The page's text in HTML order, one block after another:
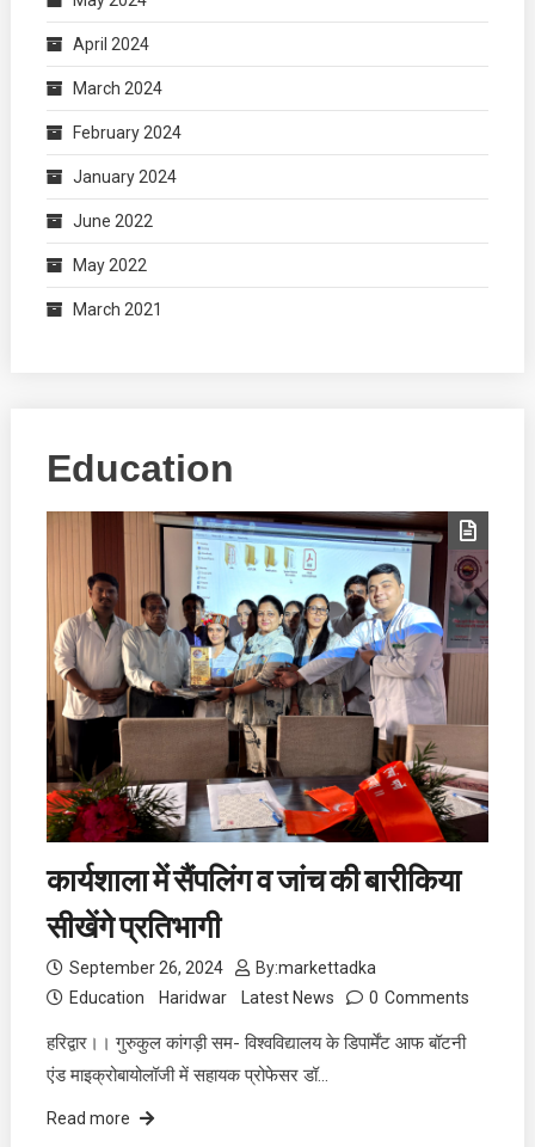
April 2024
March 2024
February 2024
January 2024
June 2022
May 2022
March 2021
Education
कार्यशाला में सैंपलिंग व जांच की बारीकिया
सीखेंगे प्रतिभागी
September 26, 2024 By:markettadka
Education
Haridwar Latest News 0 Comments
हरिद्वार।। गुरुकुल कांगड़ी सम- विश्वविद्यालय के डिपार्मेंट आफ बॉटनी
एंड माइक्रोबायोलॉजी में सहायक प्रोफेसर डॉ…
Read more